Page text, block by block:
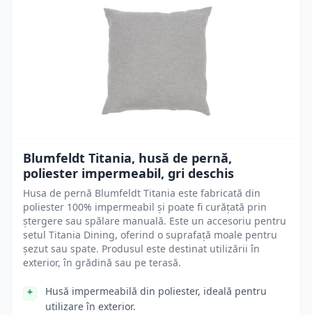
Blumfeldt Titania, husă de pernă,
poliester impermeabil, gri deschis
Husa de pernă Blumfeldt Titania este fabricată din
poliester 100% impermeabil și poate fi curățată prin
ștergere sau spălare manuală. Este un accesoriu pentru
setul Titania Dining, oferind o suprafață moale pentru
șezut sau spate. Produsul este destinat utilizării în
exterior, în grădină sau pe terasă.
Husă impermeabilă din poliester, ideală pentru
utilizare în exterior.